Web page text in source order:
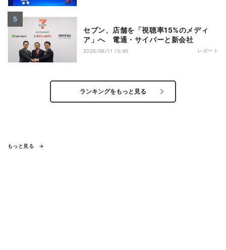
セブン、店舗を「視聴率15%のメディ
ア」へ 電通・サイバーと新会社
2026/06/11 15:45 レポート
ランキングをもっと見る
もっと見る